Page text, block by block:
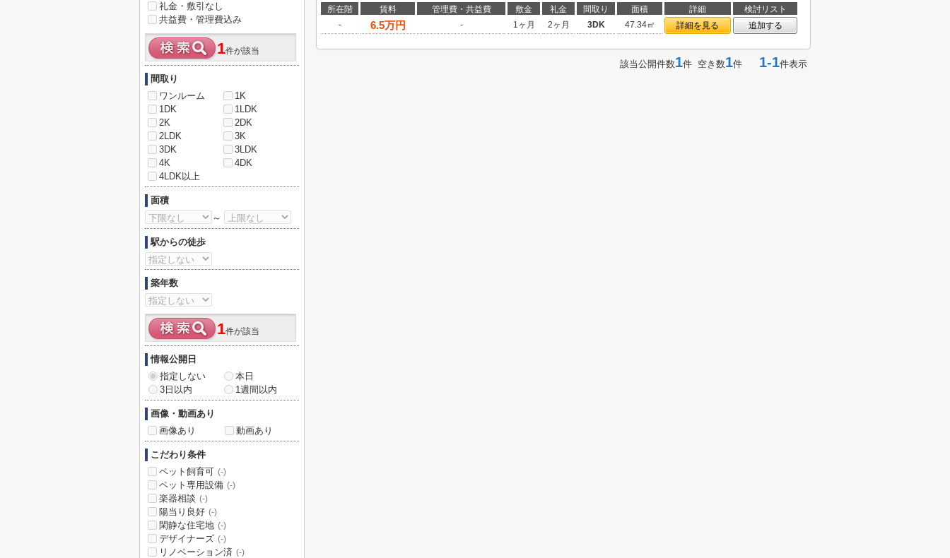
所在階 賃料 管理費・共益費 敷金 礼金 間取り 面積 詳細
検討リスト
-
6.5万円 - 1ヶ月 2ヶ月 3DK 47.34㎡ 詳細を見る 追加する
該当公開件数1件 空き数1件 1-1件表示
礼金・敷引なし
共益費・管理費込み
1件が該当
間取り
ワンルーム
1K
1DK
1LDK
2K
2DK
2LDK
3K
3DK
3LDK
4K
4DK
4LDK以上
面積
～
駅からの徒歩
築年数
1件が該当
情報公開日
指定しない
本日
3日以内
1週間以内
画像・動画あり
画像あり
動画あり
こだわり条件
ペット飼育可 (-)
ペット専用設備 (-)
楽器相談 (-)
陽当り良好 (-)
閑静な住宅地 (-)
デザイナーズ (-)
リノベーション済 (-)